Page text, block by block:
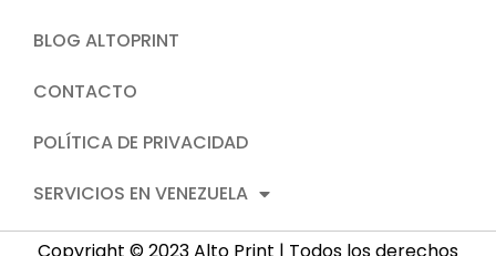
BLOG ALTOPRINT
CONTACTO
POLÍTICA DE PRIVACIDAD
SERVICIOS EN VENEZUELA